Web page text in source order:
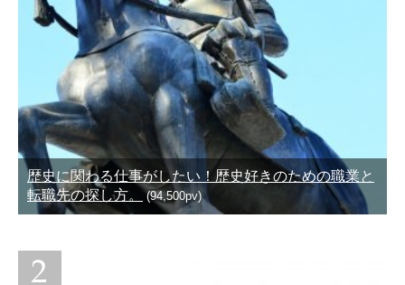
歴史に関わる仕事がしたい！歴史好きのための職業と
転職先の探し方。
(94,500pv)